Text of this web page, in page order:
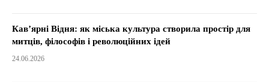
Кав’ярні Відня: як міська культура створила простір для
митців, філософів і революційних ідей
24.06.2026